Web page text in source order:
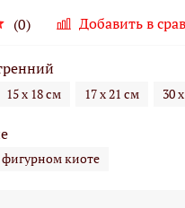
(0) Добавить в
15 х 18 см 17 х 21 см 30
киоте